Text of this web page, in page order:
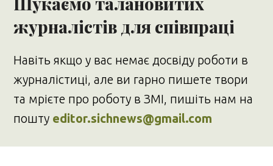
журналістів для співпраці
Навіть якщо у вас немає досвіду роботи в
журналістиці, але ви гарно пишете твори
та мрієте про роботу в ЗМІ, пишіть нам на
пошту editor.sichnews@gmail.com